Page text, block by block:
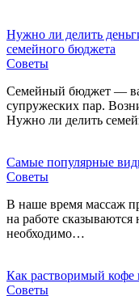
Нужно ли делить
семейного бюджета
Советы
Семейный бюджет —
супружеских пар.
Нужно ли делить
Самые популярные
Советы
В наше время массаж
на работе
необходимо…
Как растворимый
Советы